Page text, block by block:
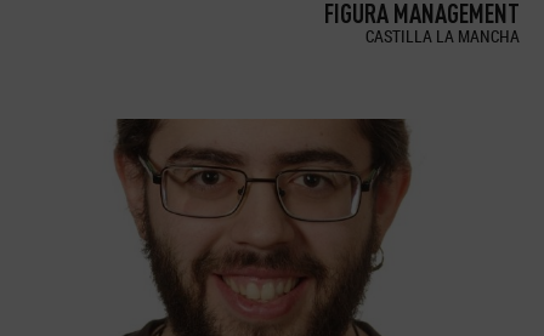
FIGURA MANAGEMENT
CASTILLA LA MANCHA